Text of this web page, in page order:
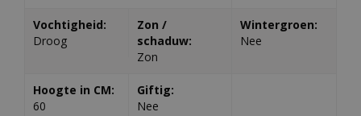
Vochtigheid:
Droog
Zon /
schaduw:
Zon
Wintergroen:
Nee
Hoogte in CM:
60
Giftig:
Nee